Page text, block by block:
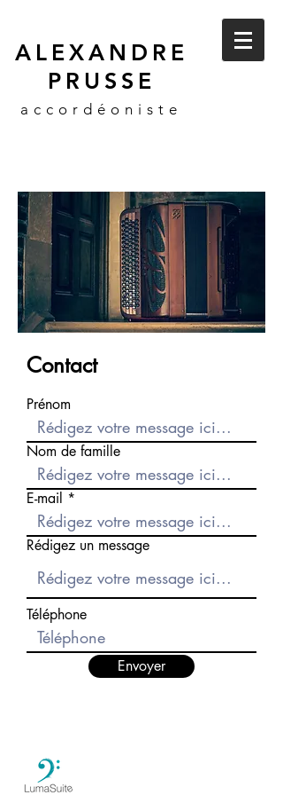
ALEXANDRE
PRUSSE
accordéoniste
Contact
Prénom
Nom de famille
E-mail
Rédigez un message
Téléphone
Envoyer